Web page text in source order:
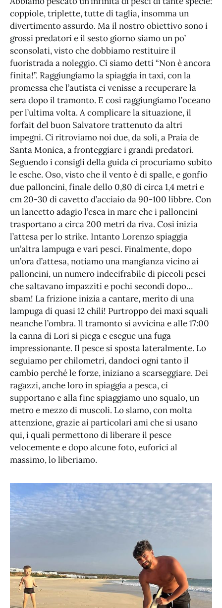
coppiole, triplette, tutte di taglia, insomma un
divertimento assurdo. Ma il nostro obiettivo sono i
grossi predatori e il sesto giorno siamo un po’
sconsolati, visto che dobbiamo restituire il
fuoristrada a noleggio. Ci siamo detti “Non è ancora
finita!”. Raggiungiamo la spiaggia in taxi, con la
promessa che l’autista ci venisse a recuperare la
sera dopo il tramonto. E così raggiungiamo l’oceano
per l’ultima volta. A complicare la situazione, il
forfait del buon Salvatore trattenuto da altri
impegni. Ci ritroviamo noi due, da soli, a Praia de
Santa Monica, a fronteggiare i grandi predatori.
Seguendo i consigli della guida ci procuriamo subito
le esche. Oso, visto che il vento è di spalle, e gonfio
due palloncini, finale dello 0,80 di circa 1,4 metri e
cm 20-30 di cavetto d’acciaio da 90-100 libbre. Con
un lancetto adagio l’esca in mare che i palloncini
trasportano a circa 200 metri da riva. Così inizia
l’attesa per lo strike. Intanto Lorenzo spiaggia
un’altra lampuga e vari pesci. Finalmente, dopo
un’ora d’attesa, notiamo una mangianza vicino ai
palloncini, un numero indecifrabile di piccoli pesci
che saltavano impazziti e pochi secondi dopo…
sbam! La frizione inizia a cantare, merito di una
lampuga di quasi 12 chili! Purtroppo dei maxi squali
neanche l’ombra. Il tramonto si avvicina e alle 17:00
la canna di Lori si piega e esegue una fuga
impressionante. Il pesce si sposta lateralmente. Lo
seguiamo per chilometri, dandoci ogni tanto il
cambio perché le forze, iniziano a scarseggiare. Dei
ragazzi, anche loro in spiaggia a pesca, ci
supportano e alla fine spiaggiamo uno squalo, un
metro e mezzo di muscoli. Lo slamo, con molta
attenzione, grazie ai particolari ami che si usano
qui, i quali permettono di liberare il pesce
velocemente e dopo alcune foto, euforici al
massimo, lo liberiamo.